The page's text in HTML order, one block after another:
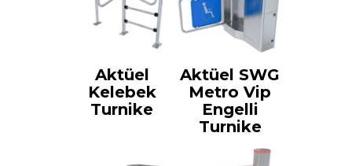
Aktüel
Kelebek
Turnike
Aktüel SWG
Metro Vip
Engelli
Turnike